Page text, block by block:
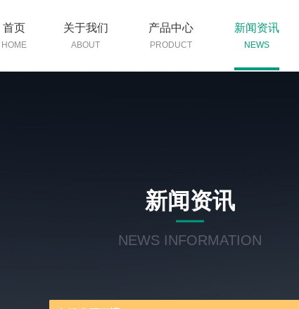
首页
HOME
关于我们
ABOUT
产品中心
PRODUCT
新闻资讯
NEWS
新闻资讯
NEWS INFORMATION